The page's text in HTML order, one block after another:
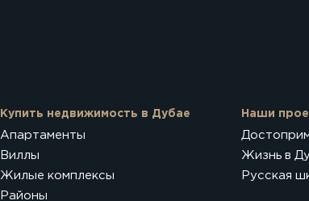
Купить недвижимость в Дубае
Апартаменты
Виллы
Жилые комплексы
Районы
Наши
Жизнь в
Русская